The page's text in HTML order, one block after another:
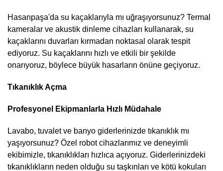
Hasanpaşa'da su kaçaklarıyla mı uğraşıyorsunuz? Termal
kameralar ve akustik dinleme cihazları kullanarak, su
kaçaklarını duvarları kırmadan noktasal olarak tespit
ediyoruz. Su kaçaklarını hızlı ve etkili bir şekilde
onarıyoruz, böylece büyük hasarların önüne geçiyoruz.
Tıkanıklık Açma
Profesyonel Ekipmanlarla Hızlı Müdahale
Lavabo, tuvalet ve banyo giderlerinizde tıkanıklık mı
yaşıyorsunuz? Özel robot cihazlarımız ve deneyimli
ekibimizle, tıkanıklıkları hızlıca açıyoruz. Giderlerinizdeki
tıkanıklıkların neden olduğu su taşkınları ve kötü kokuları